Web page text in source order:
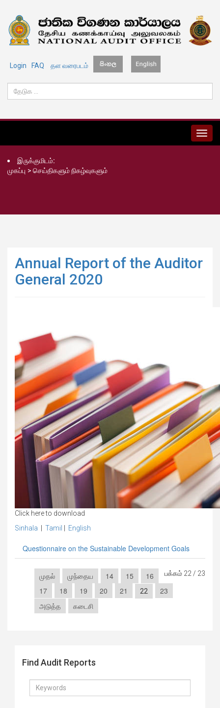
Login FAQ தள வரைபடம்
MENU
இருக்குமிடம்:
முகப்பு > செய்திகளும் நிகழ்வுகளும்
Annual Report of the Auditor
General 2020
Click here to download
Sinhala
Tamil English
Questionnaire on the Sustainable Development Goals
பக்கம் 22 / 23
முதல் முந்தைய 14 15
16
17
18 19 20 21 22
23
அடுத்த
கடைசி
Find Audit Reports